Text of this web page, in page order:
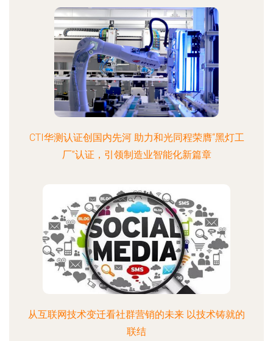
CTI华测认证创国内先河 助力和光同程荣膺“黑灯工
厂”认证，引领制造业智能化新篇章
从互联网技术变迁看社群营销的未来 以技术铸就的
联结